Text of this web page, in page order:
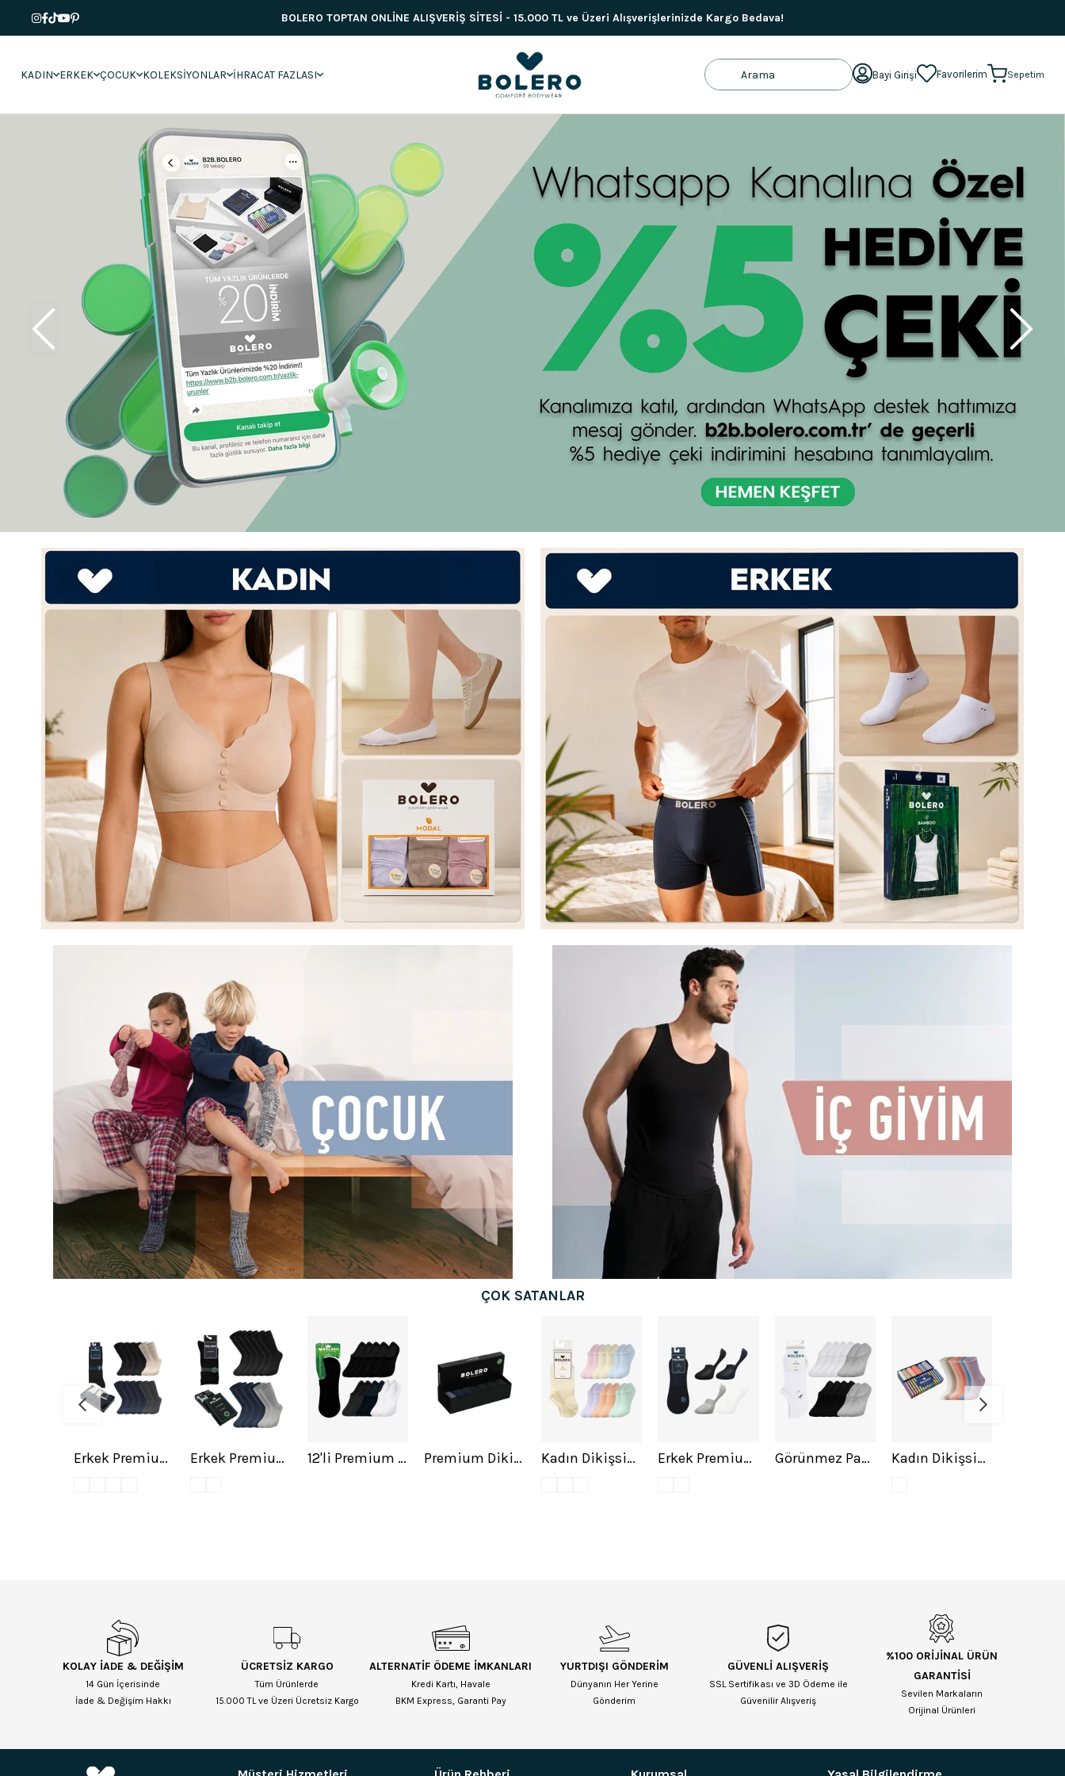
BOLERO TOPTAN ONLİNE ALIŞVERİŞ SİTESİ - 15.000 TL ve Üzeri Alışverişlerinizde Kargo Bedava!
KADIN ERKEK ÇOCUK KOLEKSİYONLAR İHRACAT FAZLASI Bayi Girişi Favorilerim Sepetim
ÇOK SATANLAR
Erkek Premium Dikişsiz Kokulu Yazlık 12'li Bambu Çorap Mix Erkek Premium Dikişsiz Roll Top Lastiksiz 12'li Bambu Çorap Asorti 12'li Premium Görünmez Bambu Kısa Patik Çorap Karışık Premium Dikişsiz Erkek Bambu Soket Çorap 7'li Kadın Dikişsiz Modal Görünmez 12'li Asortili Çorap Erkek Premium Dikişsiz Babet 12'li Çorap Asortili Görünmez Pamuk Çorap 3lü Asorti Paket 12li Kadın Dikişsiz Roll Top Lastiksiz 6LI Bambu Çorap
KOLAY İADE & DEĞİŞİM
14 Gün İçerisinde
İade & Değişim Hakkı
ÜCRETSİZ KARGO
Tüm Ürünlerde
15.000 TL ve Üzeri Ücretsiz Kargo
ALTERNATİF ÖDEME İMKANLARI
Kredi Kartı, Havale
BKM Express, Garanti Pay
YURTDIŞI GÖNDERİM
Dünyanın Her Yerine
Gönderim
GÜVENLİ ALIŞVERİŞ
SSL Sertifikası ve 3D Ödeme ile
Güvenilir Alışveriş
%100 ORİJİNAL ÜRÜN
GARANTİSİ
Sevilen Markaların
Orijinal Ürünleri